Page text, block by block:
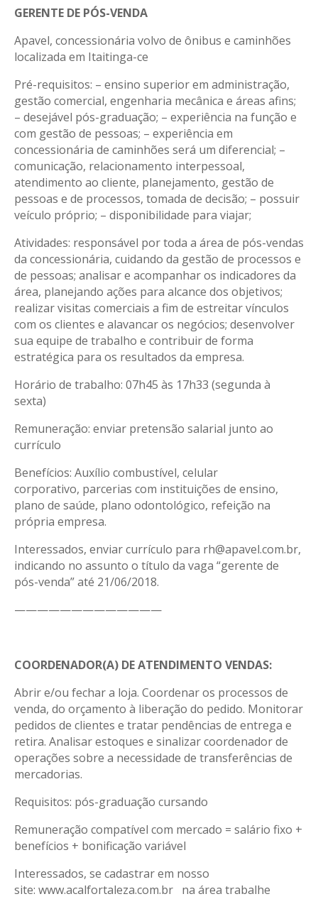
GERENTE DE PÓS-VENDA
Apavel, concessionária volvo de ônibus e caminhões
localizada em Itaitinga-ce
Pré-requisitos: – ensino superior em administração,
gestão comercial, engenharia mecânica e áreas afins;
– desejável pós-graduação; – experiência na função e
com gestão de pessoas; – experiência em
concessionária de caminhões será um diferencial; –
comunicação, relacionamento interpessoal,
atendimento ao cliente, planejamento, gestão de
pessoas e de processos, tomada de decisão; – possuir
veículo próprio; – disponibilidade para viajar;
Atividades: responsável por toda a área de pós-vendas
da concessionária, cuidando da gestão de processos e
de pessoas; analisar e acompanhar os indicadores da
área, planejando ações para alcance dos objetivos;
realizar visitas comerciais a fim de estreitar vínculos
com os clientes e alavancar os negócios; desenvolver
sua equipe de trabalho e contribuir de forma
estratégica para os resultados da empresa.
Horário de trabalho: 07h45 às 17h33 (segunda à
sexta)
Remuneração: enviar pretensão salarial junto ao
currículo
Benefícios: Auxílio combustível, celular
corporativo, parcerias com instituições de ensino,
plano de saúde, plano odontológico, refeição na
própria empresa.
Interessados, enviar currículo para rh@apavel.com.br,
indicando no assunto o título da vaga “gerente de
pós-venda” até 21/06/2018.
—————————————
COORDENADOR(A) DE ATENDIMENTO VENDAS:
Abrir e/ou fechar a loja. Coordenar os processos de
venda, do orçamento à liberação do pedido. Monitorar
pedidos de clientes e tratar pendências de entrega e
retira. Analisar estoques e sinalizar coordenador de
operações sobre a necessidade de transferências de
mercadorias.
Requisitos: pós-graduação cursando
Remuneração compatível com mercado = salário fixo +
benefícios + bonificação variável
Interessados, se cadastrar em nosso
site: www.acalfortaleza.com.br na área trabalhe